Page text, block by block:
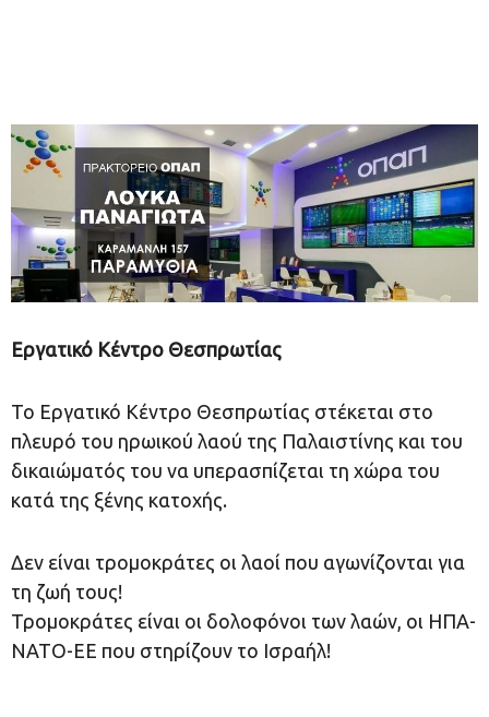
Εργατικό Κέντρο Θεσπρωτίας
Το Εργατικό Κέντρο Θεσπρωτίας στέκεται στο
πλευρό του ηρωικού λαού της Παλαιστίνης και του
δικαιώματός του να υπερασπίζεται τη χώρα του
κατά της ξένης κατοχής.
Δεν είναι τρομοκράτες οι λαοί που αγωνίζονται για
τη ζωή τους!
Τρομοκράτες είναι οι δολοφόνοι των λαών, οι ΗΠΑ-
ΝΑΤΟ-ΕΕ που στηρίζουν το Ισραήλ!